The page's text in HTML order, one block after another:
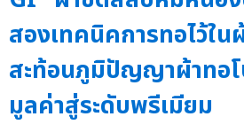
สองเทคนิคการทอไว้ใน
สะท้อนภูมิปัญญาผ้าทอ
มูลค่าสู่ระดับพรีเมียม